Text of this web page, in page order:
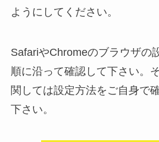
ようにしてください。
SafariやChromeのブラウザの
順に沿って確認して下さい。
関しては設定方法をご自身で
下さい。